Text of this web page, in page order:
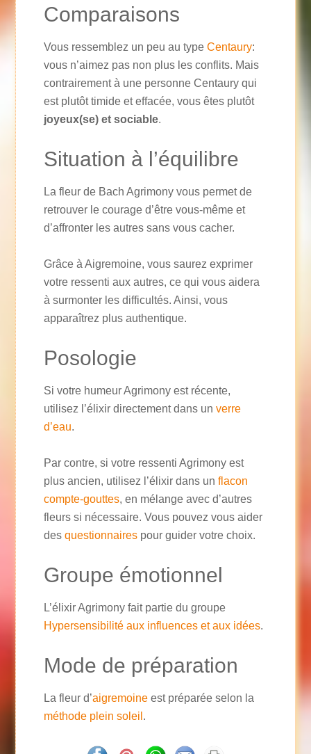
Comparaisons
Vous ressemblez un peu au typeCentaury:
vous n’aimez pas non plus les conflits. Mais
contrairement à une personne Centaury qui
est plutôt timide et effacée, vous êtes plutôt
joyeux(se) et sociable.
Situation à l’équilibre
La fleur de Bach Agrimony vous permet de
retrouver le courage d’être vous-même et
d’affronter les autres sans vous cacher.
Grâce à Aigremoine, vous saurez exprimer
votre ressenti aux autres, ce qui vous aidera
à surmonter les difficultés. Ainsi, vous
apparaîtrez plus authentique.
Posologie
Si votre humeur Agrimony est récente,
utilisez l’élixir directement dans unverre
d’eau.
Par contre, si votre ressenti Agrimony est
plus ancien, utilisez l’élixir dans unflacon
compte-gouttes, en mélange avec d’autres
fleurs si nécessaire. Vous pouvez vous aider
desquestionnaires pour guider votre choix.
Groupe émotionnel
L’élixir Agrimony fait partie du groupe
Hypersensibilité aux influences et aux idées.
Mode de préparation
La fleur d’aigremoine est préparée selon la
méthode plein soleil .